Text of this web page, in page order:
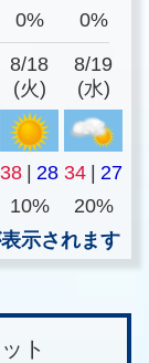
0% 0%
8/18
(火)
8/19
(水)
38 28 34
27
10%
20%
示されます
ト